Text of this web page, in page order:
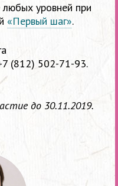
уровней при
«Первый шаг».
(812) 502-71-93.
до 30.11.2019.